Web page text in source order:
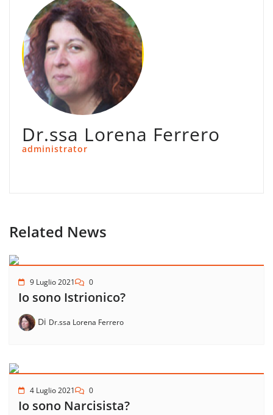
Dr.ssa Lorena Ferrero
administrator
Related News
9 Luglio 2021 0
Io sono Istrionico?
Di Dr.ssa Lorena Ferrero
4 Luglio 2021 0
Io sono Narcisista?